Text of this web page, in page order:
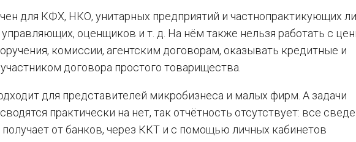
для КФХ, НКО, унитарных предприятий и частнопрактикующих
оценщиков и т. д. На нём также нельзя работать с
комиссии, агентским договорам, оказывать кредитные и
договора простого товарищества.
для представителей микробизнеса и малых фирм. А задачи
практически на нет, так отчётность отсутствует: все
от банков, через ККТ и с помощью личных кабинетов